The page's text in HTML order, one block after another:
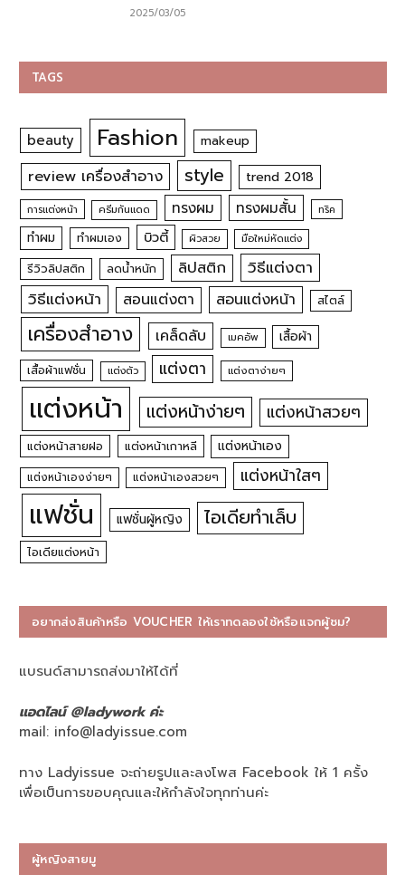
2025/03/05
TAGS
beauty Fashion makeup
review เครื่องสำอาง style trend 2018
การแต่งหน้า ครีมกันแดด ทรงผม ทรงผมสั้น ทริค
ทำผม ทำผมเอง บิวตี้ ผิวสวย มือใหม่หัดแต่ง
รีวิวลิปสติก ลดน้ำหนัก ลิปสติก
วิธีแต่งตา
วิธีแต่งหน้า
สอนแต่งตา สอนแต่งหน้า สไตล์
เครื่องสำอาง เคล็ดลับ เมคอัพ เสื้อผ้า
เสื้อผ้าแฟชั่น แต่งตัว แต่งตา แต่งตาง่ายๆ
แต่งหน้า แต่งหน้าง่ายๆ แต่งหน้าสวยๆ
แต่งหน้าสายฝอ แต่งหน้าเกาหลี แต่งหน้าเอง
แต่งหน้าเองง่ายๆ แต่งหน้าเองสวยๆ แต่งหน้าใสๆ
แฟชั่น แฟชั่นผู้หญิง ไอเดียทำเล็บ
ไอเดียแต่งหน้า
อยากส่งสินค้าหรือ VOUCHER ให้เราทดลองใช้หรือแจกผู้ชม?
แบรนด์สามารถส่งมาให้ได้ที่
แอดไลน์ @ladywork ค่ะ
mail: info@ladyissue.com
ทาง Ladyissue จะถ่ายรูปและลงโพส Facebook ให้ 1 ครั้ง
เพื่อเป็นการขอบคุณและให้กำลังใจทุกท่านค่ะ
ผู้หญิงสายมู